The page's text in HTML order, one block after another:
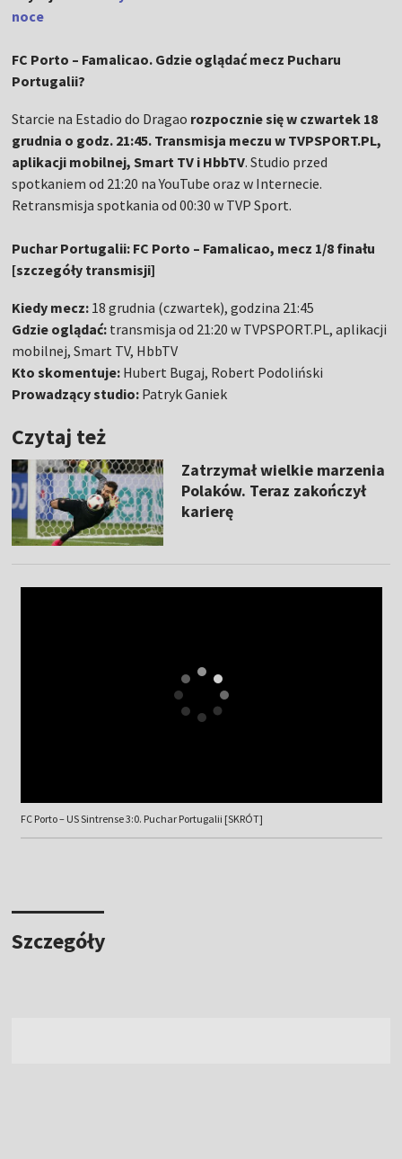
noce
FC Porto – Famalicao. Gdzie oglądać mecz Pucharu
Portugalii?
Starcie na Estadio do Dragao rozpocznie się w czwartek 18
grudnia o godz. 21:45. Transmisja meczu w TVPSPORT.PL,
aplikacji mobilnej, Smart TV i HbbTV. Studio przed
spotkaniem od 21:20 na YouTube oraz w Internecie.
Retransmisja spotkania od 00:30 w TVP Sport.
Puchar Portugalii: FC Porto – Famalicao, mecz 1/8 finału
[szczegóły transmisji]
Kiedy mecz: 18 grudnia (czwartek), godzina 21:45
Gdzie oglądać: transmisja od 21:20 w TVPSPORT.PL, aplikacji
mobilnej, Smart TV, HbbTV
Kto skomentuje: Hubert Bugaj, Robert Podoliński
Prowadzący studio: Patryk Ganiek
Czytaj też
Zatrzymał wielkie marzenia
Polaków. Teraz zakończył
karierę
FC Porto – US Sintrense 3:0. Puchar Portugalii [SKRÓT]
Szczegóły